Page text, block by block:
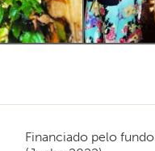
Financiado pelo fundo